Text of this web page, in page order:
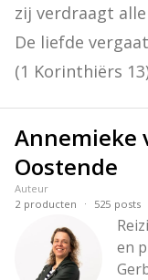
zij verdraagt
De liefde
(1 Korinthiërs
Annemieke
Oostende
Auteur
2 producten · 525 posts
en